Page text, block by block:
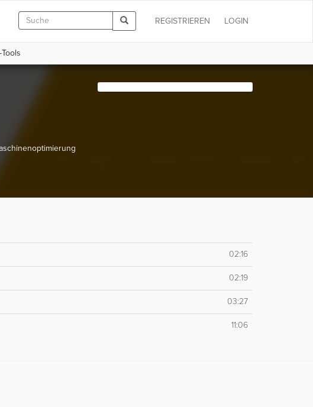
LOGIN
REGISTRIEREN
02:16
02:19
03:27
11:06